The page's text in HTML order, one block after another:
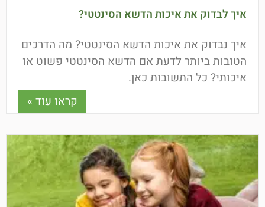
איך לבדוק את איכות הדשא הסינטטי?
איך נבדוק את איכות הדשא הסינטטי? מה הדרכים
הטובות ביותר לדעת אם הדשא הסינטטי פשוט או
איכותי? כל התשובות כאן.
קראו עוד »